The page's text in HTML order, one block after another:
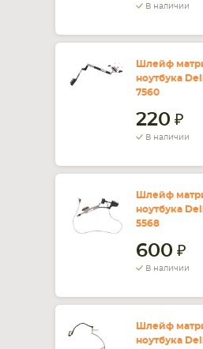
В наличии
Шлейф
ноутбука
7560
220
В наличии
Шлейф
ноутбука
5568
600
В наличии
Шлейф
ноутбука